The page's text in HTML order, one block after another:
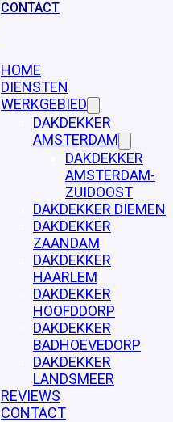
CONTACT
HOME
DIENSTEN
WERKGEBIED
DAKDEKKER
AMSTERDAM
DAKDEKKER
AMSTERDAM-
ZUIDOOST
DAKDEKKER DIEMEN
DAKDEKKER
ZAANDAM
DAKDEKKER
HAARLEM
DAKDEKKER
HOOFDDORP
DAKDEKKER
BADHOEVEDORP
DAKDEKKER
LANDSMEER
REVIEWS
CONTACT